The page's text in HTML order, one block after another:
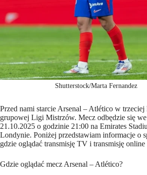
Shutterstock/Marta Fernandez
Przed nami starcie Arsenal – Atlético w
grupowej Ligi Mistrzów. Mecz odbędzie się
21.10.2025 o godzinie 21:00 na Emirates
Londynie. Poniżej przedstawiam informacje o
gdzie oglądać transmisję TV i transmisję
Gdzie oglądać mecz Arsenal – Atlético?